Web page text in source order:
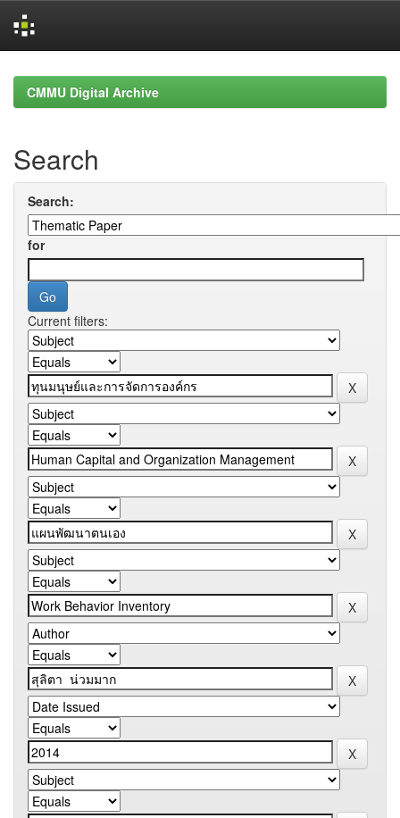
navigationCMMU Digital Archive
Search
Search:
for
Current filters: